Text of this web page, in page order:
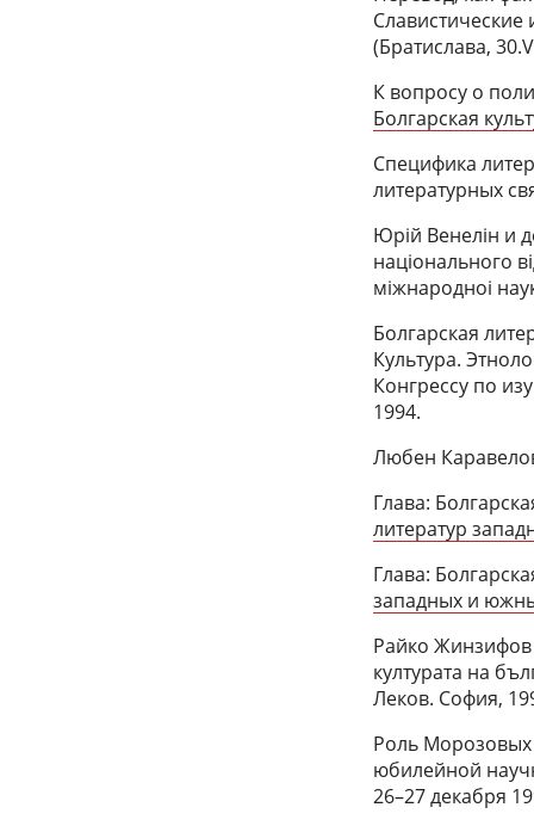
(Братислава,
К вопросу о
Болгарская
Специфика
литературных
Юрiй Венелiн и
нацiонального
мiжнародноi
Болгарская
Культура.
Конгрессу по
1994.
Любен
Глава:
литератур
Глава:
западных и
Райко Жинзифов
културата на
Леков. София,
Роль
юбилейной
26–27 декабря